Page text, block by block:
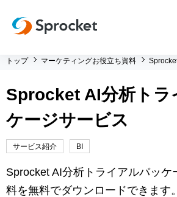
プラットフォーム トップ
コンサルティング
運用支援 トップ
よくある質問
トップ マーケティングお役立ち資料
Sprocket AI分析トラ
ケージサービス
サービス紹介 BI
Sprocket AI分析トライアルパッケ
料を無料でダウンロードできます